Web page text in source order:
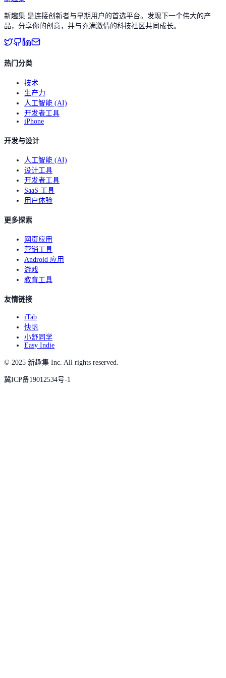
新趣集 是连接创新者与早期用户的首选平台。发现下一个伟大的产
品，分享你的创意，并与充满激情的科技社区共同成长。
热门分类
技术
生产力
人工智能 (AI)
开发者工具
iPhone
开发与设计
人工智能 (AI)
设计工具
开发者工具
SaaS 工具
用户体验
更多探索
网页应用
营销工具
Android 应用
游戏
教育工具
友情链接
iTab
快帆
小舒同学
Easy Indie
© 2025 新趣集 Inc. All rights reserved.
冀ICP备19012534号-1